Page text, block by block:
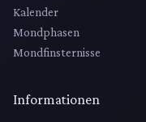
Kalender
Mondphasen
Mondfinsternisse
Informationen